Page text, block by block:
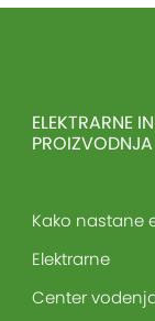
ELEKTRARNE IN
PROIZVODNJA
Kako nastane
Elektrarne
Center